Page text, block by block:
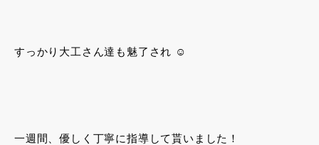
すっかり大工さん達も魅了され ☺︎
一週間、優しく丁寧に指導して貰いました！